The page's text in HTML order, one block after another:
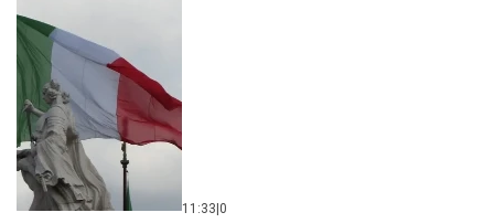
11:33 0